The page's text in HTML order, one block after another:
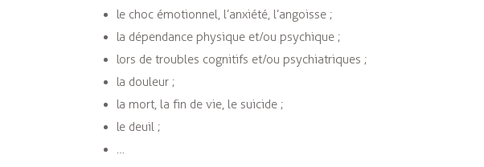
le choc émotionnel, l’anxiété, l’angoisse ;
la dépendance physique et/ou psychique ;
lors de troubles cognitifs et/ou psychiatriques ;
la douleur ;
la mort, la fin de vie, le suicide ;
le deuil ;
…